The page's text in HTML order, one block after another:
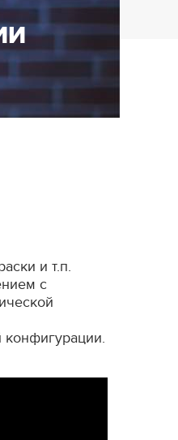
и т.п.
с